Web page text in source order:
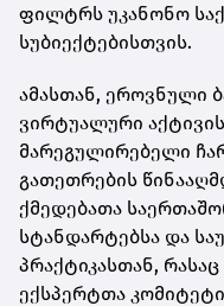
ფილტრს უკანონო
სუბიექტებისთვის.
ამასთან, ეროვნული
ვირტუალური
მარეგულირებელი
გათეთრების
ქმედებათა
სტანდარტებსა და
პრაქტიკასთან,
ექსპერტთა